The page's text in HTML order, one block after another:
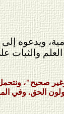
ويدعوه إلى
والثبات
صحيح"،
الحق. وفي